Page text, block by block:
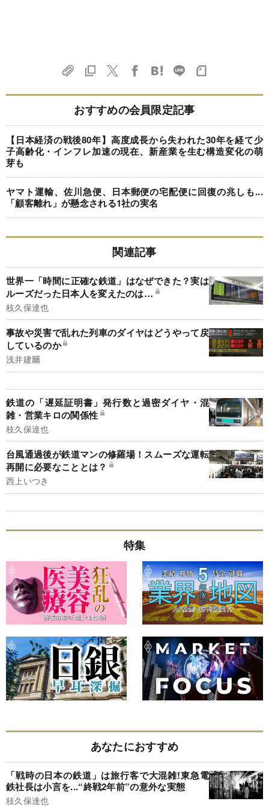
おすすめの会員限定記事
【日本経済の戦後80年】高度成長から失われた30年を経て少
子高齢化・インフレ加速の現在、新産業を生む構造変化の萌
芽も
ヤマト運輸、佐川急便、日本郵便の宅配便に回復の兆しも...
「顧客離れ」が懸念される1社の実名
関連記事
世界一「時間に正確な鉄道」はなぜできた？実は
ルーズだった日本人を変えたのは…
枝久保達也
事故や災害で乱れた列車のダイヤはどうやって戻
しているのか
浅井建爾
鉄道の「遅延証明書」発行数と過密ダイヤ・混
雑・営業キロの関係性
枝久保達也
台風通過後が鉄道マンの修羅場！スムーズな運転
再開に必要なこととは？
西上いつき
特集
あなたにおすすめ
「戦時の日本の鉄道」は旅行客で大混雑!東急電
鉄社長は小言を...“終戦2年前”の意外な実態
枝久保達也